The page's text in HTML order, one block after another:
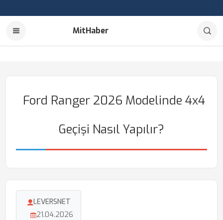
MitHaber
Ford Ranger 2026 Modelinde 4x4
Geçişi Nasıl Yapılır?
LEVERSNET
21.04.2026